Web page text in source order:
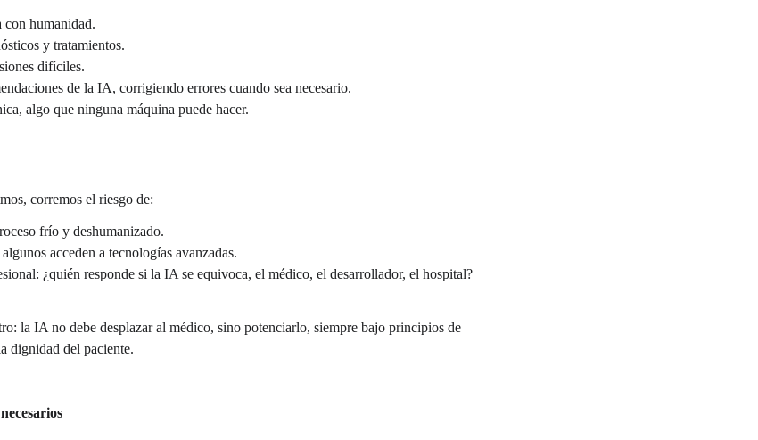
humanidad.
y tratamientos.
difíciles.
de la IA, corrigiendo errores cuando sea necesario.
algo que ninguna máquina puede hacer.
corremos el riesgo de:
frío y deshumanizado.
acceden a tecnologías avanzadas.
¿quién responde si la IA se equivoca, el médico, el desarrollador, el hospital?
la IA no debe desplazar al médico, sino potenciarlo, siempre bajo principios de
dignidad del paciente.